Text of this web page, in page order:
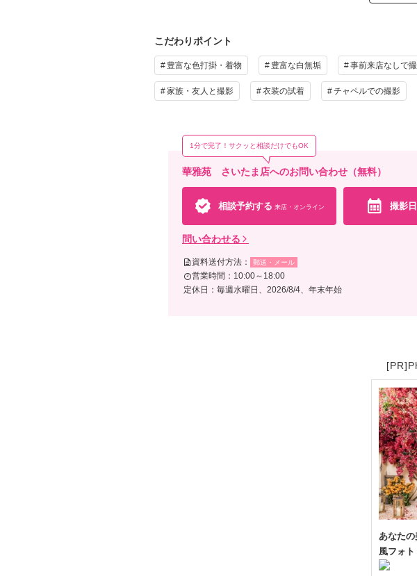
撮影料
小物一式
その他含むもの
撮影データ（トリミング・色味補
（※持込OK）・肌着・ドレスイン
相談予
こだわりポイント
豊富な色打掛・着物 豊富な白無垢 事前来店なしで
家族・友人と撮影 衣装の試着 チャペルでの撮影
華雅苑 さいたま店へのお問い合わせ（無料）
1分で完了！サクッと相談だけでもOK
相談予約する 来店・オンライン 撮影
問い合わせる
資料送付方法： 郵送・メール
営業時間：10:00～18:00
定休日：毎週水曜日、2026/8/4、年末年始
あなた
風フォト